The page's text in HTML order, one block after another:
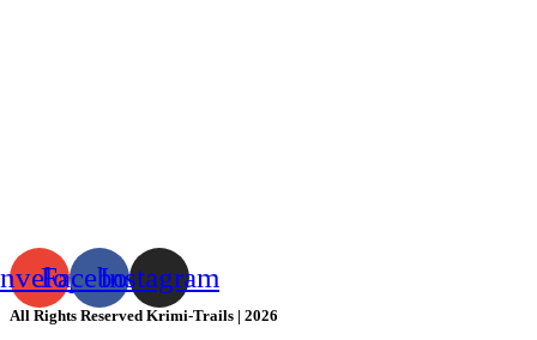
FacebookInstagram
All Rights Reserved Krimi-Trails | 2026